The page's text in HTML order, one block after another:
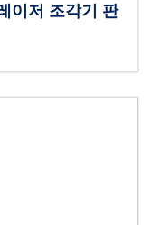
이저 조각기 판